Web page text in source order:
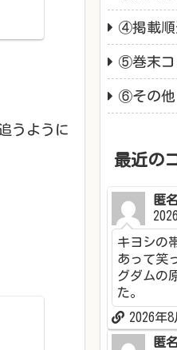
うように
④掲載順
⑤巻末コ
⑥その他
最近の
匿名
キヨシの
あって笑
グダムの
た。
2026年
匿名